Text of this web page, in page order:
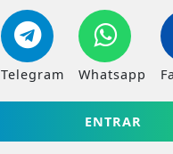
Telegram Whatsapp
ENTRAR